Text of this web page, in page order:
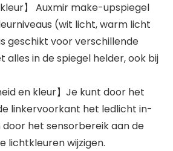
】 Auxmir make-upspiegel
(wit licht, warm licht
geschikt voor verschillende
alles in de spiegel helder, ook bij
en kleur】Je kunt door het
linkervoorkant het ledlicht in-
het sensorbereik aan de
lichtkleuren wijzigen.